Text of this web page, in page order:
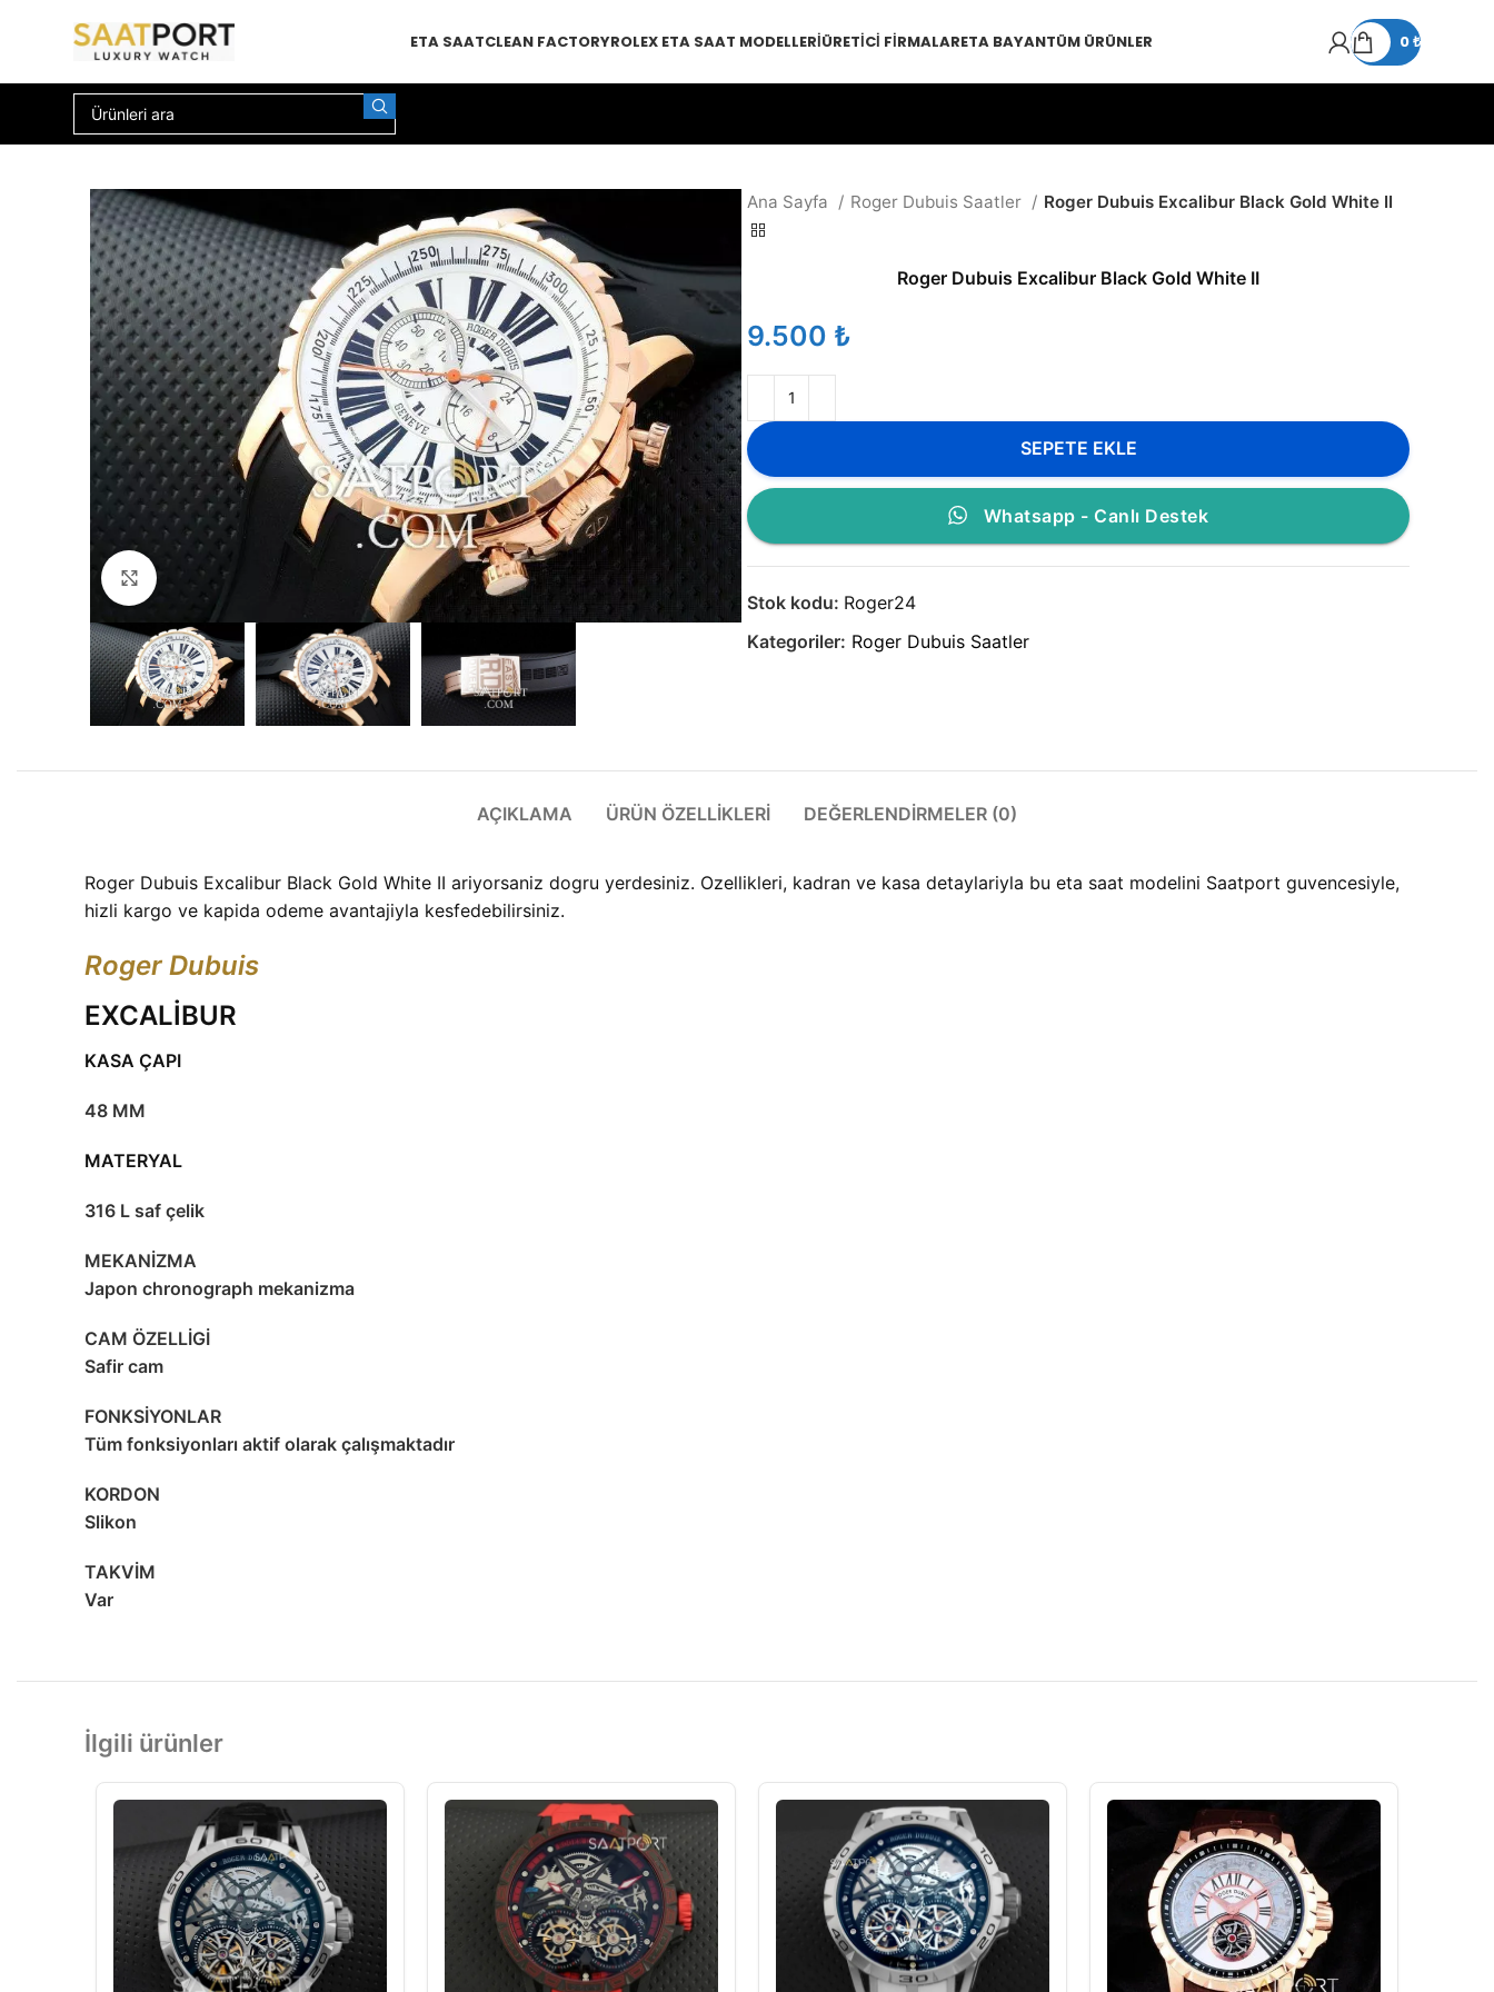
ETA SAATCLEAN FACTORYROLEX ETA SAAT MODELLERIÜRETICI FIRMALARETA BAYANTÜM ÜRÜNLER 0₺
Büyütmek için tıklayın
Ana Sayfa Roger Dubuis Saatler Roger Dubuis Excalibur Black Gold White II
Roger Dubuis Excalibur Black Gold White II
₺
SEPETE EKLE
Whatsapp - Canlı Destek
Stok kodu: Roger24
Kategoriler: Roger Dubuis Saatler
AÇIKLAMA ÜRÜN ÖZELLIKLERI DEĞERLENDIRMELER (0)
Roger Dubuis Excalibur Black Gold White II ariyorsaniz dogru yerdesiniz. Ozellikleri, kadran ve kasa detaylariyla bu eta saat modelini Saatport guvencesiyle,
hizli kargo ve kapida odeme avantajiyla kesfedebilirsiniz.
Roger Dubuis
EXCALİBUR
KASA ÇAPI
48 MM
MATERYAL
316 L saf çelik
MEKANİZMA
Japon chronograph mekanizma
CAM ÖZELLİGİ
Safir cam
FONKSİYONLAR
Tüm fonksiyonları aktif olarak çalışmaktadır
KORDON
Slikon
TAKVİM
Var
İlgili ürünler